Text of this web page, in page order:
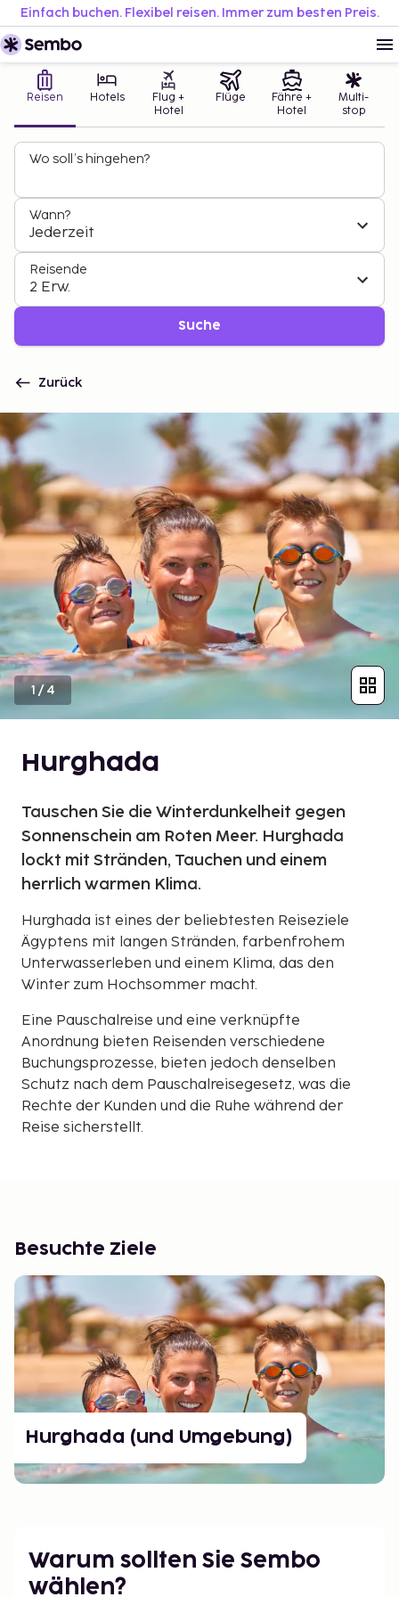
Einfach buchen. Flexibel reisen. Immer zum besten Preis.
Reisen Hotels
Flug +
Hotel
Flüge
Fähre +
Hotel
Multi-
stop
Wo soll’s hingehen?
Wann?
Jederzeit
Reisende
2 Erw.
Suche
Zurück
1/4
Hurghada
Tauschen Sie die Winterdunkelheit gegen
Sonnenschein am Roten Meer. Hurghada
lockt mit Stränden, Tauchen und einem
herrlich warmen Klima.
Hurghada ist eines der beliebtesten Reiseziele
Ägyptens mit langen Stränden, farbenfrohem
Unterwasserleben und einem Klima, das den
Winter zum Hochsommer macht.
Eine Pauschalreise und eine verknüpfte
Anordnung bieten Reisenden verschiedene
Buchungsprozesse, bieten jedoch denselben
Schutz nach dem Pauschalreisegesetz, was die
Rechte der Kunden und die Ruhe während der
Reise sicherstellt.
Besuchte Ziele
Hurghada (und Umgebung)
Warum sollten Sie Sembo
wählen?